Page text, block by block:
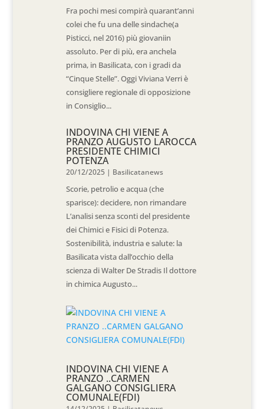
Fra pochi mesi compirà quarant’anni
colei che fu una delle sindache(a
Pisticci, nel 2016) più giovaniin
assoluto. Per di più, era anchela
prima, in Basilicata, con i gradi da
“Cinque Stelle”. Oggi Viviana Verri è
consigliere regionale di opposizione
in Consiglio...
INDOVINA CHI VIENE A
PRANZO AUGUSTO LAROCCA
PRESIDENTE CHIMICI
POTENZA
20/12/2025 | Basilicatanews
Scorie, petrolio e acqua (che
sparisce): decidere, non rimandare
L’analisi senza sconti del presidente
dei Chimici e Fisici di Potenza.
Sostenibilità, industria e salute: la
Basilicata vista dall’occhio della
scienza di Walter De Stradis Il dottore
in chimica Augusto...
INDOVINA CHI VIENE A
PRANZO ..CARMEN
GALGANO CONSIGLIERA
COMUNALE(FDI)